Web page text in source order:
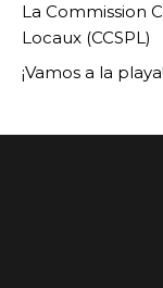
La Commission
Locaux (CCSPL)
¡Vamos a la